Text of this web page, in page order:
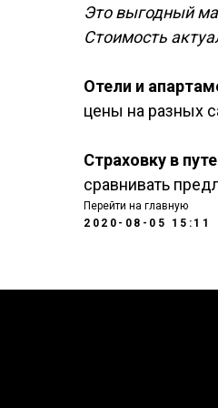
Это выгодный
Стоимость
Отели и
цены на разных
Страховку в
сравнивать
Перейти на главную
2020-08-05 15:11